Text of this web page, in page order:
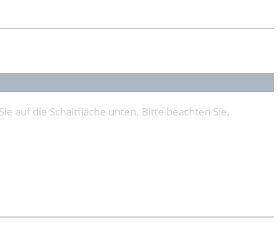
auf die Schaltfläche unten. Bitte beachten Sie,